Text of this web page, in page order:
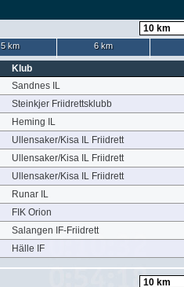
5 km 6 km
Klub
Sandnes IL
Steinkjer Friidrettsklubb
Heming IL
Ullensaker/Kisa IL Friidrett
Ullensaker/Kisa IL Friidrett
Ullensaker/Kisa IL Friidrett
Runar IL
FIK Orion
Salangen IF-Friidrett
Hälle IF